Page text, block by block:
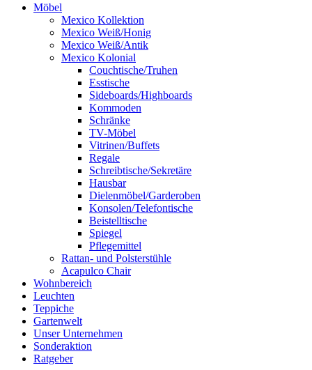
Möbel
Mexico Kollektion
Mexico Weiß/Honig
Mexico Weiß/Antik
Mexico Kolonial
Couchtische/Truhen
Esstische
Sideboards/Highboards
Kommoden
Schränke
TV-Möbel
Vitrinen/Buffets
Regale
Schreibtische/Sekretäre
Hausbar
Dielenmöbel/Garderoben
Konsolen/Telefontische
Beistelltische
Spiegel
Pflegemittel
Rattan- und Polsterstühle
Acapulco Chair
Wohnbereich
Leuchten
Teppiche
Gartenwelt
Unser Unternehmen
Sonderaktion
Ratgeber